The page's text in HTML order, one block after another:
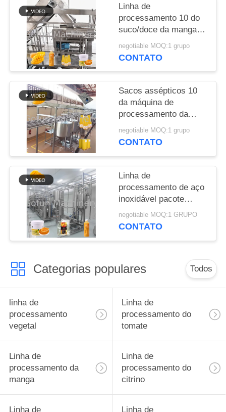
PEÇA
UMAS
CITAÇÕES
MAPA
DO
SITE
POLÍTICA
DE
PRIVACIDADE
Linha de
processamento 10 do
suco/doce da manga
dos frutos frescos -
200T/D
negotiable MOQ:1 grupo
CONTATO
Sacos assépticos 10
da máquina de
processamento da
manga 304/316L do
SUS - 100T/D
negotiable MOQ:1 grupo
CONTATO
Linha de
processamento de aço
inoxidável pacote
asséptico da manga
10T/D 304 do saco
negotiable MOQ:1 GRUPO
CONTATO
Categorias populares Todos
linha de
processamento
vegetal
Linha de
processamento do
tomate
Linha de
processamento da
manga
Linha de
processamento do
citrino
Linha de Linha de